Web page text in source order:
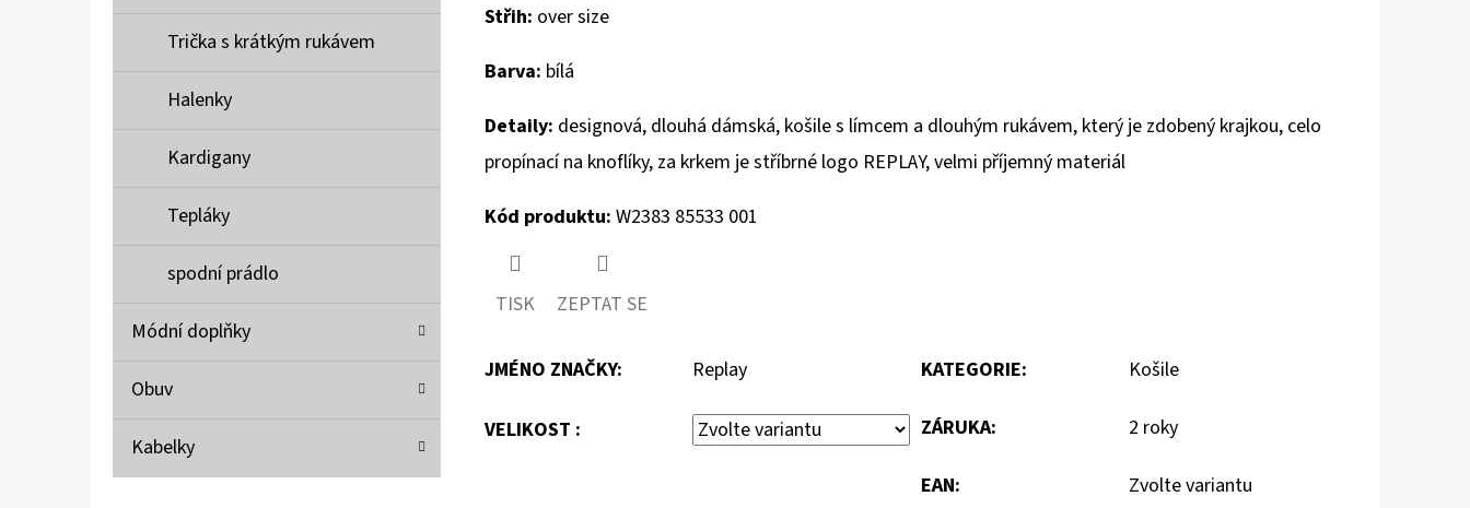
Trička s krátkým rukávem
Halenky
Kardigany
Tepláky
spodní prádlo
Módní doplňky
Obuv
Kabelky
Střih: over size
Barva: bílá
Detaily: designová, dlouhá dámská, košile s límcem a dlouhým rukávem, který je zdobený krajkou, celo
propínací na knoflíky, za krkem je stříbrné logo REPLAY, velmi příjemný materiál
Kód produktu: W2383 85533 001
TISK ZEPTAT SE
JMÉNO ZNAČKY: Replay
VELIKOST :
KATEGORIE: Košile
ZÁRUKA: 2 roky
EAN: Zvolte variantu